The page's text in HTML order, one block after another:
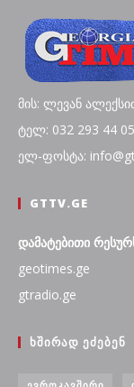
მის: ლევან
ტელ: 032 293 44 05
ელ-ფოსტა:
GTTV.GE
დამატებითი
geotimes.ge
gtradio.ge
ᲮᲨᲘᲠᲐᲓ ᲔᲫᲔᲑᲔᲜ